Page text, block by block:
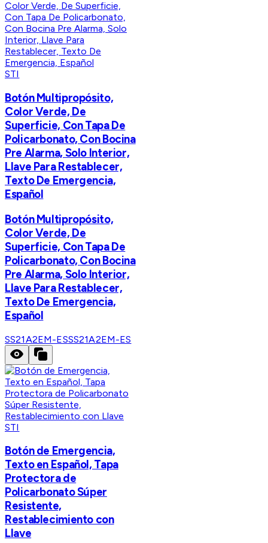
STI
​​Botón Multipropósito,
Color Verde, De
Superficie, Con Tapa De
Policarbonato, Con Bocina
Pre Alarma, Solo Interior,
Llave Para Restablecer,
Texto De Emergencia,
Español
​​Botón Multipropósito,
Color Verde, De
Superficie, Con Tapa De
Policarbonato, Con Bocina
Pre Alarma, Solo Interior,
Llave Para Restablecer,
Texto De Emergencia,
Español
SS21A2EM-ESSS21A2EM-ES
STI
Botón de Emergencia,
Texto en Español, Tapa
Protectora de
Policarbonato Súper
Resistente,
Restablecimiento con
Llave